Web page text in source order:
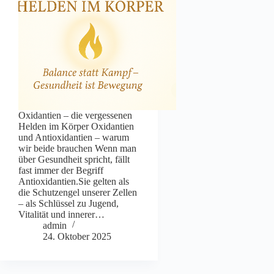
Oxidantien – die vergessenen
Helden im Körper Oxidantien
und Antioxidantien – warum
wir beide brauchen Wenn man
über Gesundheit spricht, fällt
fast immer der Begriff
Antioxidantien.Sie gelten als
die Schutzengel unserer Zellen
– als Schlüssel zu Jugend,
Vitalität und innerer…
admin
24. Oktober 2025